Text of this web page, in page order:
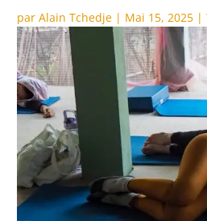
parAlain Tchedje | Mai 15, 2025 |